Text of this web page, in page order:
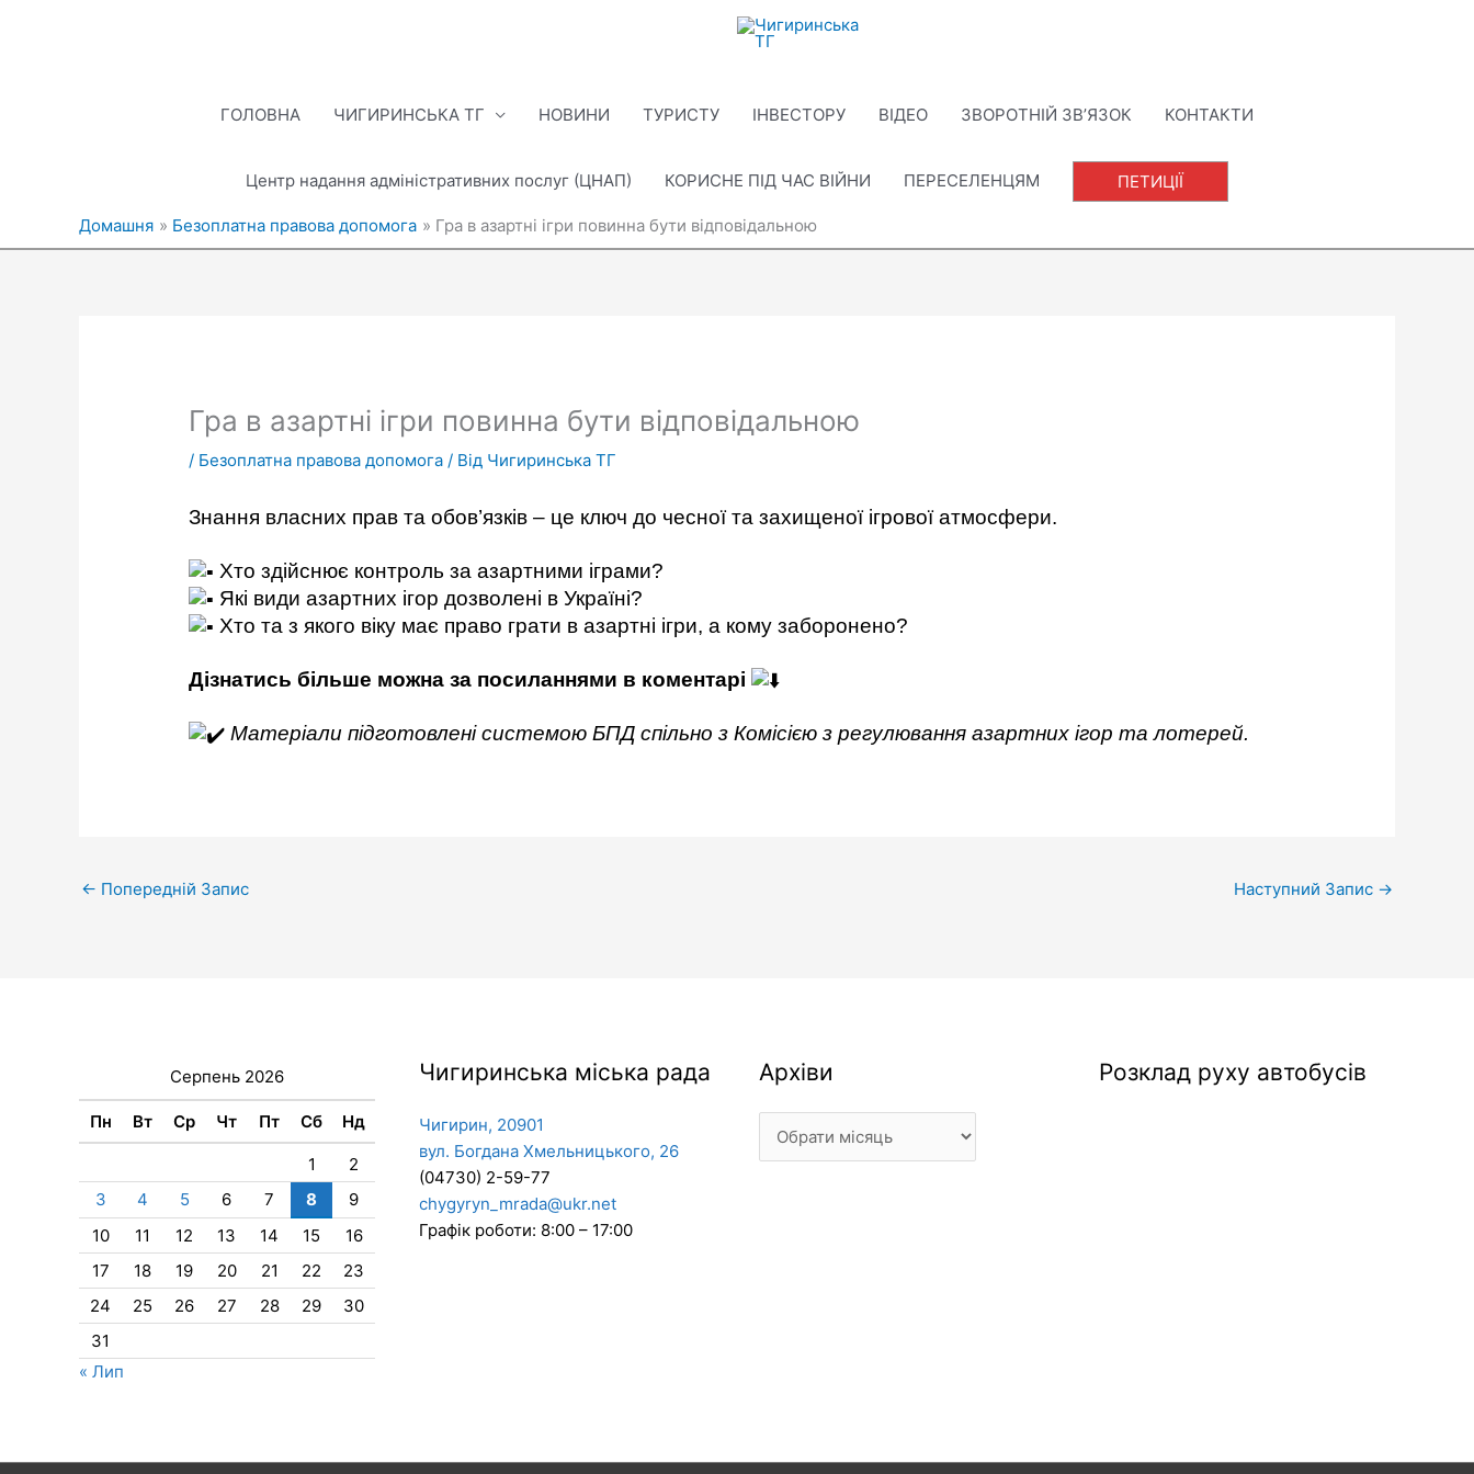
ГОЛОВНА ЧИГИРИНСЬКА ТГ НОВИНИ ТУРИСТУ ІНВЕСТОРУ ВІДЕО ЗВОРОТНІЙ ЗВ’ЯЗОК КОНТАКТИ
Центр надання адміністративних послуг (ЦНАП) КОРИСНЕ ПІД ЧАС ВІЙНИ ПЕРЕСЕЛЕНЦЯМ ПЕТИЦІЇ
Домашня Безоплатна правова допомога Гра в азартні ігри повинна бути відповідальною
Гра в азартні ігри повинна бути відповідальною
/ Безоплатна правова допомога / Від Чигиринська ТГ
Знання власних прав та обов’язків – це ключ до чесної та захищеної ігрової атмосфери.
Хто здійснює контроль за азартними іграми?
Які види азартних ігор дозволені в Україні?
Хто та з якого віку має право грати в азартні ігри, а кому заборонено?
Дізнатись більше можна за посиланнями в коментарі
Матеріали підготовлені системою БПД спільно з Комісією з регулювання азартних ігор та лотерей.
← Попередній Запис Наступний Запис →
Серпень 2026
Пн Вт Ср Чт Пт Сб Нд
1
2
3
4 5 6 7 8
9
10
11 12 13 14 15
16
17
18 19 20 21 22
23
24
25 26 27 28 29
30
31
« Лип
Чигиринська міська рада
Чигирин, 20901
вул. Богдана Хмельницького, 26
(04730) 2-59-77
chygyryn_mrada@ukr.net
Графік роботи: 8:00 – 17:00
Архіви
Архіви Розклад руху автобусів